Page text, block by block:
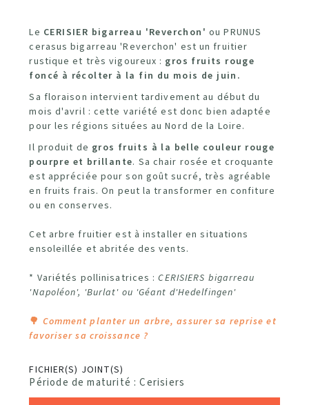
Le CERISIER bigarreau 'Reverchon' ou PRUNUS
cerasus bigarreau 'Reverchon' est un fruitier
rustique et très vigoureux : gros fruits rouge
foncé à récolter à la fin du mois de juin.
Sa floraison intervient tardivement au début du
mois d'avril : cette variété est donc bien adaptée
pour les régions situées au Nord de la Loire.
Il produit de gros fruits à la belle couleur rouge
pourpre et brillante. Sa chair rosée et croquante
est appréciée pour son goût sucré, très agréable
en fruits frais. On peut la transformer en confiture
ou en conserves.
Cet arbre fruitier est à installer en situations
ensoleillée et abritée des vents.
* Variétés pollinisatrices : CERISIERS bigarreau
'Napoléon', 'Burlat' ou 'Géant d'Hedelfingen'
🌳 Comment planter un arbre, assurer sa reprise et
favoriser sa croissance ?
FICHIER(S) JOINT(S)
Période de maturité : Cerisiers